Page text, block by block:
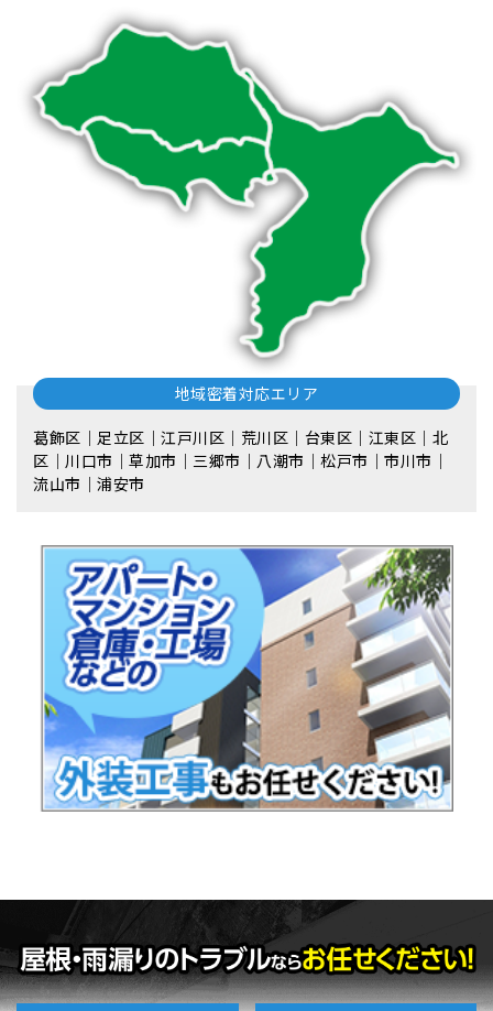
地域密着対応エリア
葛飾区｜足立区｜江戸川区｜荒川区｜台東区｜江東区｜北
区｜川口市｜草加市｜三郷市｜八潮市｜松⼾市｜市川市｜
流⼭市｜浦安市